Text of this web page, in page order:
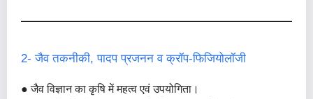
2- जैव तकनीकी, पादप प्रजनन व क्रॉप-फिजियोलॉजी
● जैव विज्ञान का कृषि में महत्व एवं उपयोगिता।